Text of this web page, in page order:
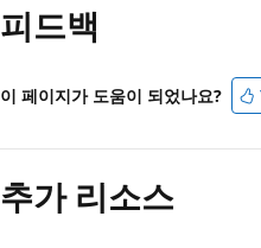
피드백
이 페이지가 도움이 되었나요?
추가 리소스